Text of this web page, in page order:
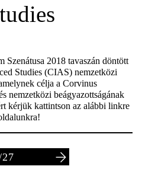
Szenátusa 2018 tavaszán döntött
Studies (CIAS) nemzetközi
célja a Corvinus
nemzetközi beágyazottságának
kérjük kattintson az alábbi linkre